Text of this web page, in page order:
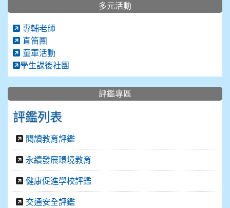
多元活動
專輔老師
直笛團
童軍活動
學生課後社團
評鑑專區
評鑑列表
閱讀教育評鑑
永續發展環境教育
健康促進學校評鑑
交通安全評鑑